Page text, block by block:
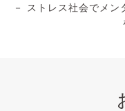
－ ストレス社会でメ